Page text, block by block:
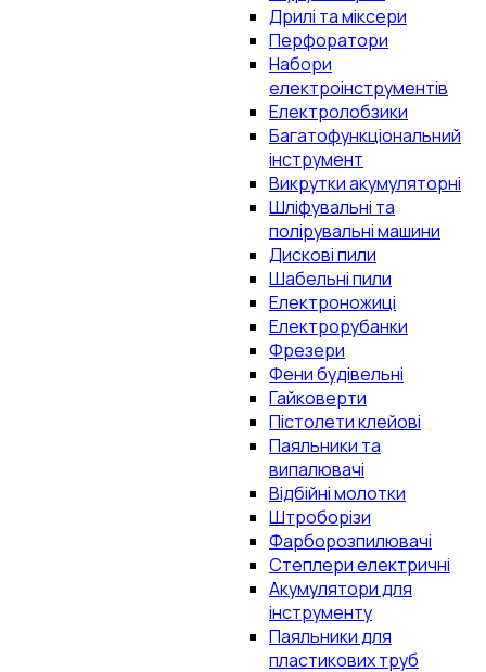
Дрилі та міксери
Перфоратори
Набори
електроінструментів
Електролобзики
Багатофункціональний
інструмент
Викрутки акумуляторні
Шліфувальні та
полірувальні машини
Дискові пили
Шабельні пили
Електроножиці
Електрорубанки
Фрезери
Фени будівельні
Гайковерти
Пістолети клейові
Паяльники та
випалювачі
Відбійні молотки
Штроборізи
Фарборозпилювачі
Степлери електричні
Акумулятори для
інструменту
Паяльники для
пластикових труб